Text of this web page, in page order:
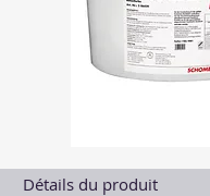
Détails du produit